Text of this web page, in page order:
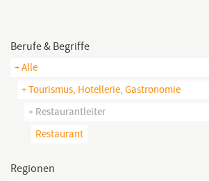
Berufe & Begriffe
+ Alle
+ Tourismus, Hotellerie, Gastronomie
+ Restaurantleiter
Restaurant
Regionen